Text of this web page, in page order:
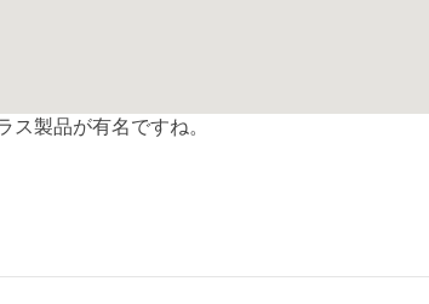
製品が有名ですね。